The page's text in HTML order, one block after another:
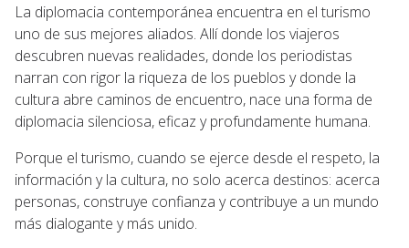
La diplomacia contemporánea encuentra en el turismo
uno de sus mejores aliados. Allí donde los viajeros
descubren nuevas realidades, donde los periodistas
narran con rigor la riqueza de los pueblos y donde la
cultura abre caminos de encuentro, nace una forma de
diplomacia silenciosa, eficaz y profundamente humana.
Porque el turismo, cuando se ejerce desde el respeto, la
información y la cultura, no solo acerca destinos: acerca
personas, construye confianza y contribuye a un mundo
más dialogante y más unido.